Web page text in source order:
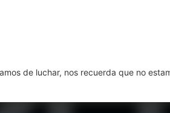
de luchar, nos recuerda que no